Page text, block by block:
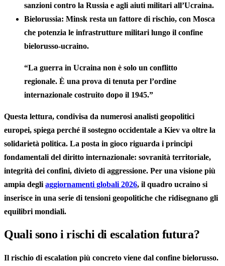
sanzioni contro la Russia e agli aiuti militari all’Ucraina.
Bielorussia: Minsk resta un fattore di rischio, con Mosca
che potenzia le infrastrutture militari lungo il confine
bielorusso-ucraino.
“La guerra in Ucraina non è solo un conflitto
regionale. È una prova di tenuta per l’ordine
internazionale costruito dopo il 1945.”
Questa lettura, condivisa da numerosi analisti geopolitici
europei, spiega perché il sostegno occidentale a Kiev va oltre la
solidarietà politica. La posta in gioco riguarda i principi
fondamentali del diritto internazionale: sovranità territoriale,
integrità dei confini, divieto di aggressione. Per una visione più
ampia degli aggiornamenti globali 2026, il quadro ucraino si
inserisce in una serie di tensioni geopolitiche che ridisegnano gli
equilibri mondiali.
Quali sono i rischi di escalation futura?
Il rischio di escalation più concreto viene dal confine bielorusso.